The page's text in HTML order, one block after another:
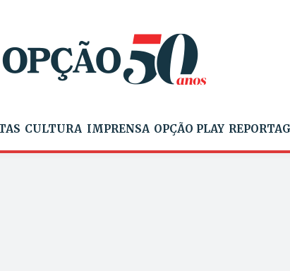
CULTURA IMPRENSA OPÇÃO PLAY